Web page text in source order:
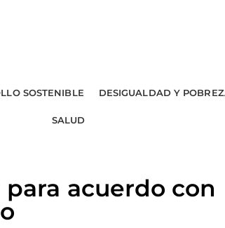
SOSTENIBLE DESIGUALDAD Y
SALUD
para acuerdo con